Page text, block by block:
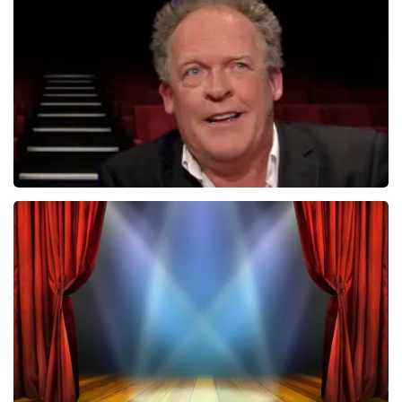
wederverkoper zijn erg duidelijk op de website. Onder
andere met de volgende zin bovenaan de pagina waar
de klant op landt: De prijzen van wederverkooptickets
kunnen hoger zijn dan de nominale waarde. Ook
noemen wij de originele waarde bij onze prijs en ook
nog eens in de winkelwagen. Het is dus niet te missen.
En verder verwijzen wij ook nog door naar het originele
verkooppunt. Meer kunnen wij niet doen. Wij hopen dat
u ondanks de hogere prijs toch een fantastische avond
heeft gehad. Met vriendelijke groeten, Johan
Topticketshop
1353+reviews
Bert Visscher
1655+reviews
BEKIJKEN